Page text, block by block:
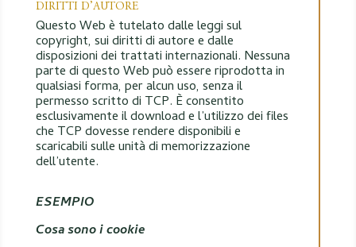
DIRITTI D’AUTORE
Questo Web è tutelato dalle leggi sul
copyright, sui diritti di autore e dalle
disposizioni dei trattati internazionali. Nessuna
parte di questo Web può essere riprodotta in
qualsiasi forma, per alcun uso, senza il
permesso scritto di TCP. È consentito
esclusivamente il download e l’utilizzo dei files
che TCP dovesse rendere disponibili e
scaricabili sulle unità di memorizzazione
dell’utente.
ESEMPIO
Cosa sono i cookie